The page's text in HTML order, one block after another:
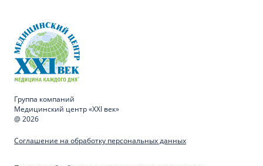
Группа компаний
Медицинский центр «XXI век»
@ 2026
Соглашение на обработку персональных данных